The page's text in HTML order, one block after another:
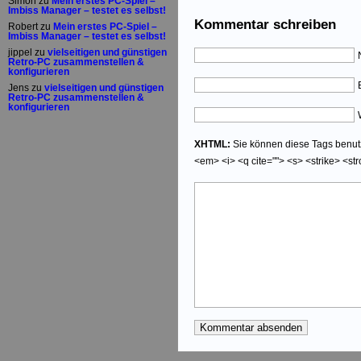
Imbiss Manager – testet es selbst!
Robert zu Mein erstes PC-Spiel –
Imbiss Manager – testet es selbst!
jippel zu vielseitigen und günstigen
Retro-PC zusammenstellen &
konfigurieren
Jens zu vielseitigen und günstigen
Retro-PC zusammenstellen &
konfigurieren
Kommentar schreiben
XHTML: Sie können diese Tags
<em> <i> <q cite=""> <s> <strike>